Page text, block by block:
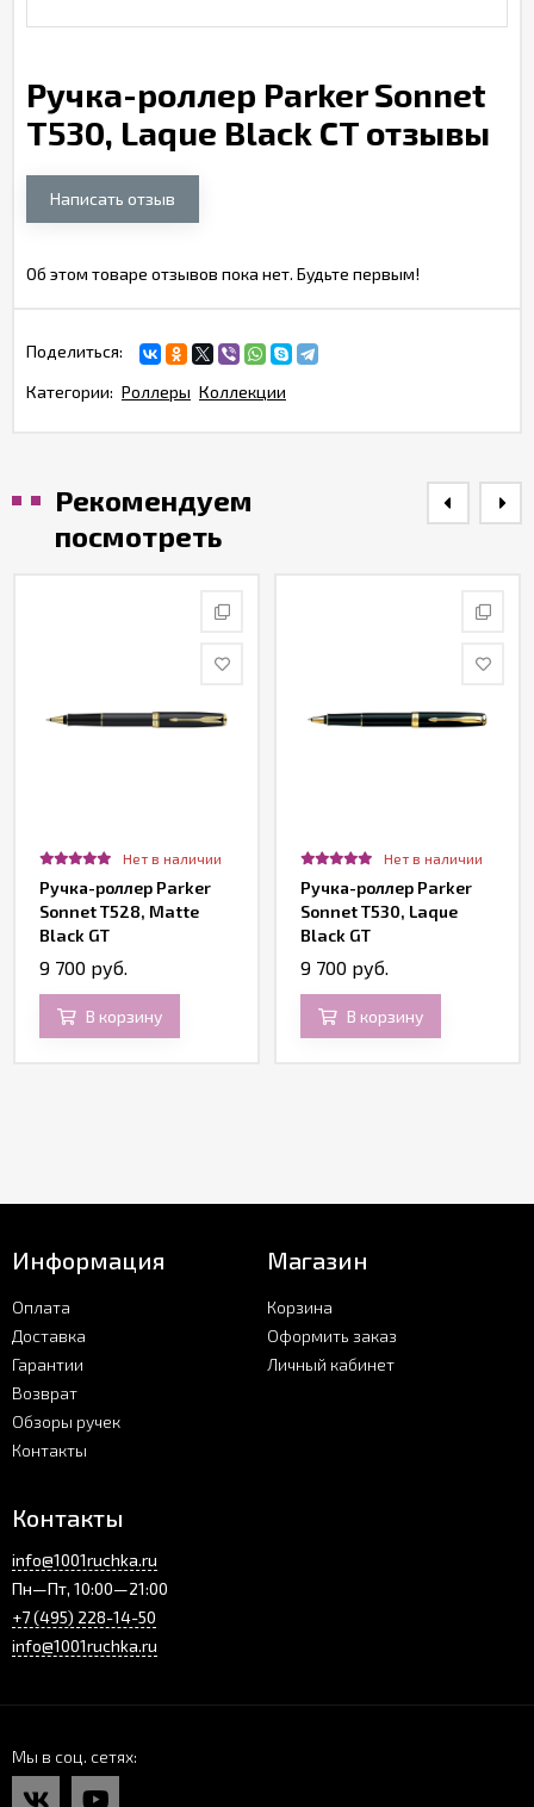
Ручка-роллер Parker Sonnet
T530, Laque Black СT отзывы
Написать отзыв
Об этом товаре отзывов пока нет. Будьте первым!
Поделиться:
Категории: Роллеры Коллекции
Рекомендуем
посмотреть
Нет в наличии
Ручка-роллер Parker
Sonnet T528, Matte
Black GT
9 700 руб.
В корзину
Нет в наличии
Ручка-роллер Parker
Sonnet T530, Laque
Black GT
9 700 руб.
В корзину
Информация
Оплата
Доставка
Гарантии
Возврат
Обзоры ручек
Контакты
Магазин
Корзина
Оформить заказ
Личный кабинет
Контакты
info@1001ruchka.ru
Пн—Пт, 10:00—21:00
+7 (495) 228-14-50
info@1001ruchka.ru
Мы в соц. сетях